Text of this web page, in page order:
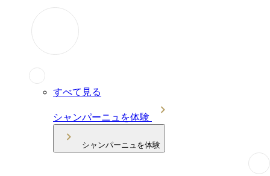
すべて見る
シャンパーニュを体験
シャンパーニュを体験